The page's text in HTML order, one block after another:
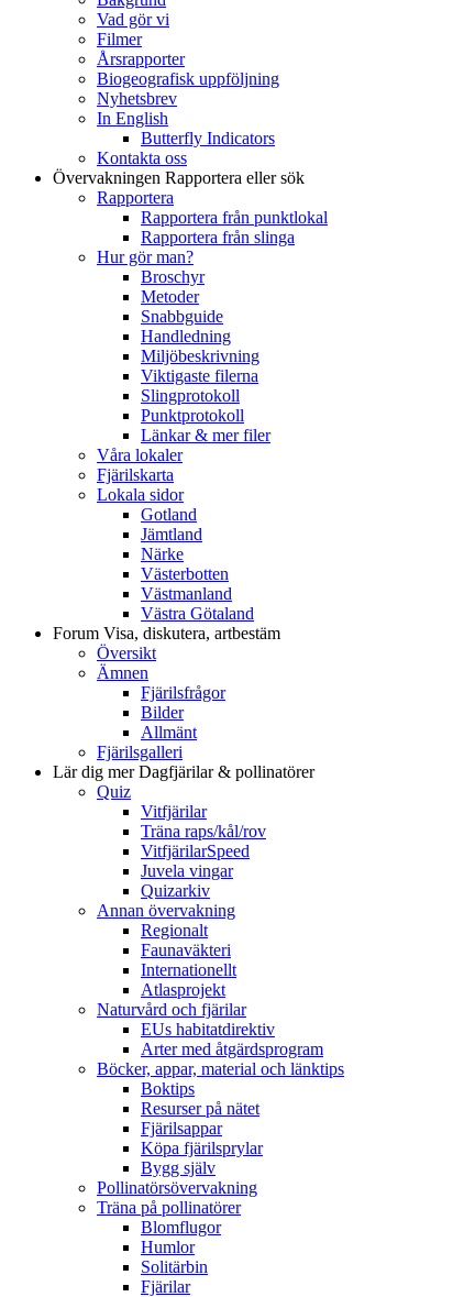
Vad gör vi
Filmer
Årsrapporter
Biogeografisk uppföljning
Nyhetsbrev
In English
Butterfly Indicators
Kontakta oss
Övervakningen Rapportera eller sök
Rapportera
Rapportera från punktlokal
Rapportera från slinga
Hur gör man?
Broschyr
Metoder
Snabbguide
Handledning
Miljöbeskrivning
Viktigaste filerna
Slingprotokoll
Punktprotokoll
Länkar & mer filer
Våra lokaler
Fjärilskarta
Lokala sidor
Gotland
Jämtland
Närke
Västerbotten
Västmanland
Västra Götaland
Forum Visa, diskutera, artbestäm
Översikt
Ämnen
Fjärilsfrågor
Bilder
Allmänt
Fjärilsgalleri
Lär dig merDagfjärilar & pollinatörer
Quiz
Vitfjärilar
Träna raps/kål/rov
VitfjärilarSpeed
Juvela vingar
Quizarkiv
Annan övervakning
Regionalt
Faunaväkteri
Internationellt
Atlasprojekt
Naturvård och fjärilar
EUs habitatdirektiv
Arter med åtgärdsprogram
Böcker, appar, material och länktips
Boktips
Resurser på nätet
Fjärilsappar
Köpa fjärilsprylar
Bygg själv
Pollinatörsövervakning
Träna på pollinatörer
Blomflugor
Humlor
Solitärbin
Fjärilar